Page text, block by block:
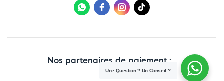
Nos partenaires de paiement :
Une Question ? Un Conseil ?